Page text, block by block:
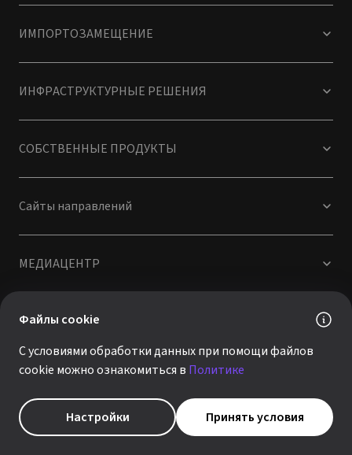
ИМПОРТОЗАМЕЩЕНИЕ
ИНФРАСТРУКТУРНЫЕ РЕШЕНИЯ
СОБСТВЕННЫЕ ПРОДУКТЫ
Сайты направлений
МЕДИАЦЕНТР
ОТРАСЛИ
КОМПАНИЯ
Файлы cookie
С условиями обработки данных при помощи файлов
cookie можно ознакомиться в Политике
Настройки Принять условия